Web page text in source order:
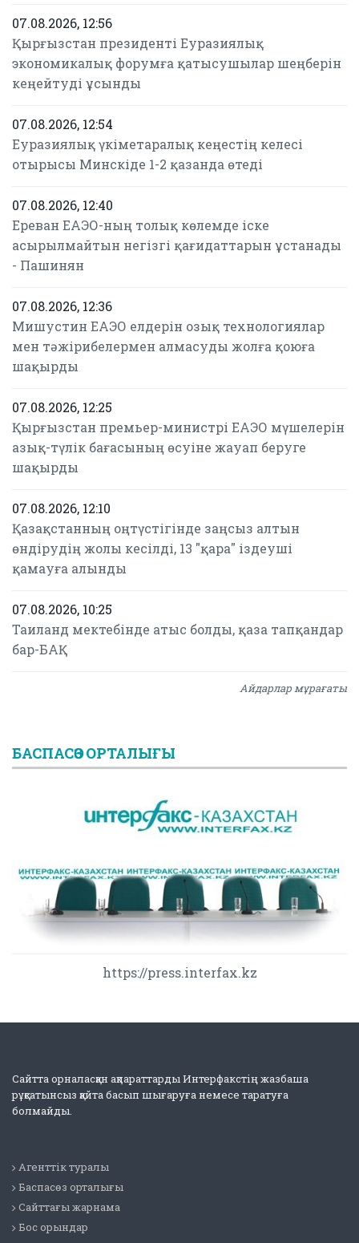
07.08.2026, 12:56
Қырғызстан президенті Еуразиялық
экономикалық форумға қатысушылар шеңберін
кеңейтуді ұсынды
07.08.2026, 12:54
Еуразиялық үкіметаралық кеңестің келесі
отырысы Минскіде 1-2 қазанда өтеді
07.08.2026, 12:40
Ереван ЕАЭО-ның толық көлемде іске
асырылмайтын негізгі қағидаттарын ұстанады
- Пашинян
07.08.2026, 12:36
Мишустин ЕАЭО елдерін озық технологиялар
мен тәжірибелермен алмасуды жолға қоюға
шақырды
07.08.2026, 12:25
Қырғызстан премьер-министрі ЕАЭО мүшелерін
азық-түлік бағасының өсуіне жауап беруге
шақырды
07.08.2026, 12:10
Қазақстанның оңтүстігінде заңсыз алтын
өндірудің жолы кесілді, 13 "қара" іздеуші
қамауға алынды
07.08.2026, 10:25
Таиланд мектебінде атыс болды, қаза тапқандар
бар-БАҚ
Айдарлар мұрағаты
БАСПАСӨЗ ОРТАЛЫҒЫ
https://press.interfax.kz
Сайтта орналасқан ақпараттарды Интерфакстің жазбаша
рұқсатынсыз қайта басып шығаруға немесе таратуға
болмайды.
Агенттік туралы
Баспасөз орталығы
Сайттағы жарнама
Бос орындар